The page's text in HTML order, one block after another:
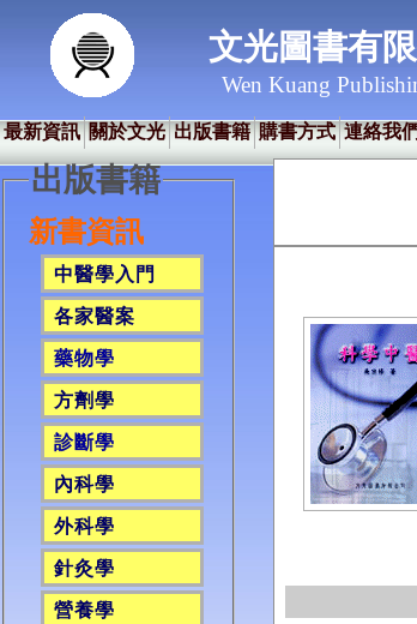
文光圖書有限
Wen Kuang
最新資訊 關於文光 出版書籍 購書方式 連絡我們
出版書籍
新書資訊
中醫學入門
各家醫案
藥物學
方劑學
診斷學
內科學
外科學
針灸學
營養學